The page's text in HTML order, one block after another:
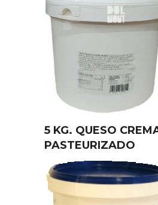
5 KG. QUESO
PASTEURIZADO